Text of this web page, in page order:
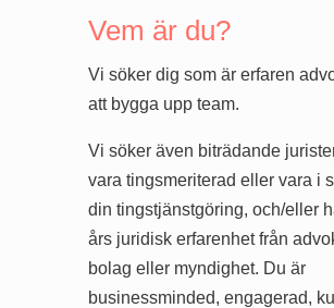
Vem är du?
Vi söker dig som är erfaren
att bygga upp team.
Vi söker även biträdande
vara tingsmeriterad eller vara i
din tingstjänstgöring, och/eller
års juridisk erfarenhet från
bolag eller myndighet. Du är
businessminded, engagerad,